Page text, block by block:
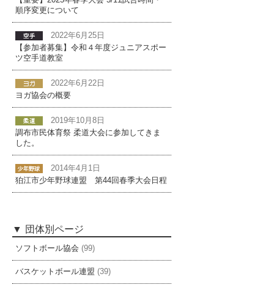
順序変更について
2022年6月25日
【参加者募集】令和４年度ジュニアスポー
ツ空手道教室
2022年6月22日
ヨガ協会の概要
2019年10月8日
調布市民体育祭 柔道大会に参加してきま
した。
2014年4月1日
狛江市少年野球連盟 第44回春季大会日程
団体別ページ
ソフトボール協会 (99)
バスケットボール連盟 (39)